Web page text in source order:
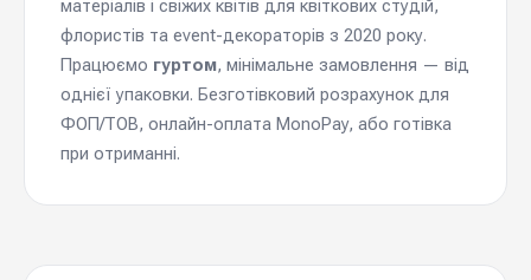
матеріалів і свіжих квітів для квіткових студій,
флористів та event-декораторів з 2020 року.
Працюємо гуртом, мінімальне замовлення — від
однієї упаковки. Безготівковий розрахунок для
ФОП/ТОВ, онлайн-оплата MonoPay, або готівка
при отриманні.